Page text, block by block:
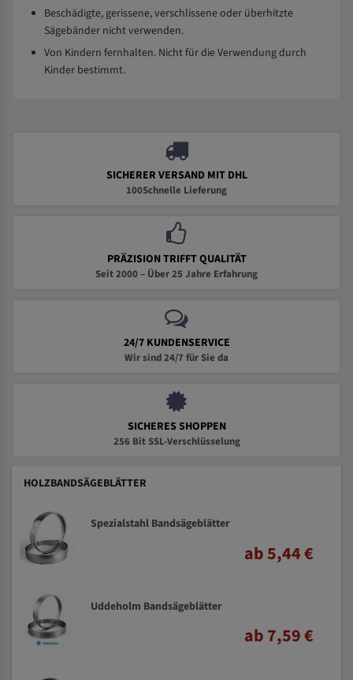
Beschädigte, gerissene, verschlissene oder überhitzte
Sägebänder nicht verwenden.
Von Kindern fernhalten. Nicht für die Verwendung durch
Kinder bestimmt.
SICHERER VERSAND MIT DHL
100Schnelle Lieferung
PRÄZISION TRIFFT QUALITÄT
Seit 2000 – Über 25 Jahre Erfahrung
24/7 KUNDENSERVICE
Wir sind 24/7 für Sie da
SICHERES SHOPPEN
256 Bit SSL-Verschlüsselung
HOLZBANDSÄGEBLÄTTER
Spezialstahl Bandsägeblätter
ab 5,44 €
Uddeholm Bandsägeblätter
ab 7,59 €